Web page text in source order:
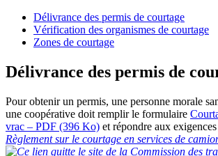
Délivrance des permis de courtage
Vérification des organismes de courtage
Zones de courtage
Délivrance des permis de
Pour obtenir un permis, une personne morale
une coopérative doit remplir le formulaire
vrac – PDF (396 Ko) et répondre aux
Règlement sur le courtage en services de